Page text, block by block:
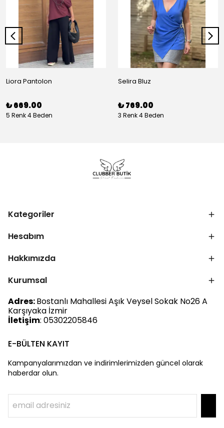
Liora Pantolon
₺ 669.00
5 Renk 4 Beden
Selira Bluz
₺ 769.00
3 Renk 4 Beden
Kategoriler
Hesabım
Hakkımızda
Kurumsal
Adres:Bostanlı Mahallesi Aşık Veysel Sokak No26 A
Karşıyaka İzmir
İletişim: 05302205846
E-BÜLTEN KAYIT
Kampanyalarımızdan ve indirimlerimizden güncel olarak
haberdar olun.